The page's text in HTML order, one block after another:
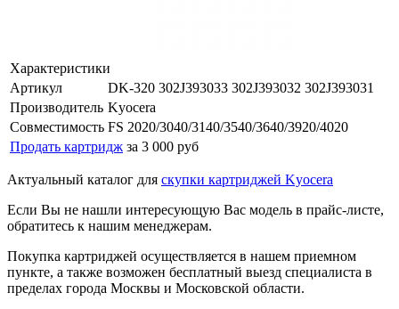
Характеристики
Артикул
DK-320 302J393033 302J393032 302J393031
Производитель Kyocera
Совместимость FS 2020/3040/3140/3540/3640/3920/4020
Продать картридж за 3 000 руб
Актуальный каталог для скупки картриджей Kyocera
Если Вы не нашли интересующую Вас модель в прайс-листе,
обратитесь к нашим менеджерам.
Покупка картриджей осуществляется в нашем приемном
пункте, а также возможен бесплатный выезд специалиста в
пределах города Москвы и Московской области.